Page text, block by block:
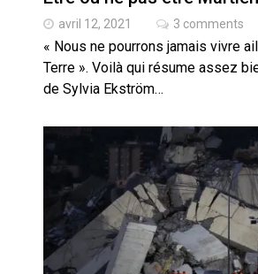
avril 12, 2021 3 comments
« Nous ne pourrons jamais vivre
Terre ». Voilà qui résume assez
de Sylvia Ekström…